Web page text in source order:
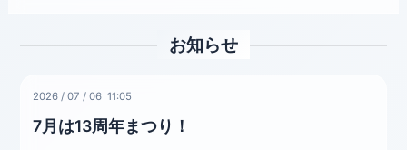
お知らせ
2026 /07 /06 11:05
7月は13周年まつり！